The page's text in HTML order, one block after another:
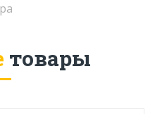
товары